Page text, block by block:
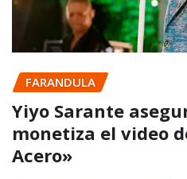
FARANDULA
Yiyo Sarante
monetiza el video
Acero»